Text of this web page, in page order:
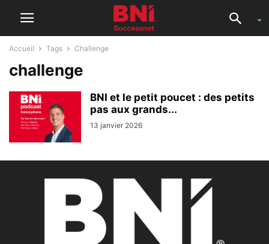
Accueil Tags Challenge
challenge
BNI et le petit poucet : des petits
pas aux grands...
13 janvier 2026